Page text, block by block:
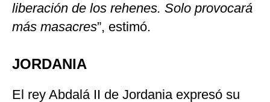
liberación de los rehenes. Solo provocará
más masacres”, estimó.
JORDANIA
El rey Abdalá II de Jordania expresó su